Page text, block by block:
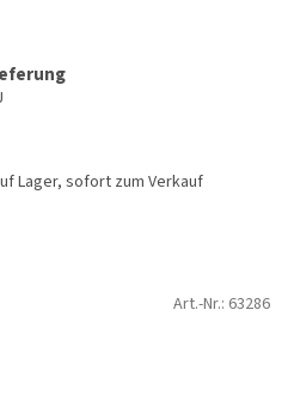
Lager, sofort zum Verkauf
Art.-Nr.: 63286